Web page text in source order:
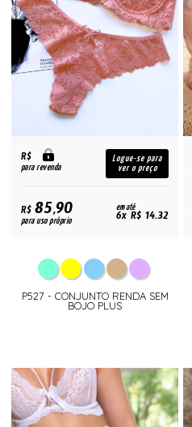
R$
para revenda
Logue-se para
ver o preço
R$85,90
para uso próprio
em até
6x R$ 14,32
P527 - CONJUNTO RENDA SEM
BOJO PLUS